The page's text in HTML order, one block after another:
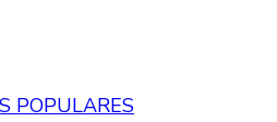
Justo José de
POPULARES